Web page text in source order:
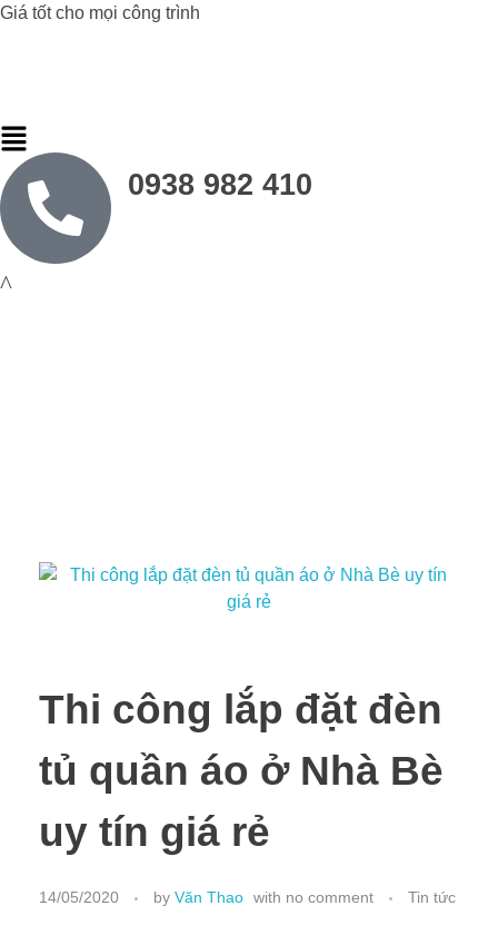
Giá tốt cho mọi công trình
Đèn Led Athaco
Đèn Led giá rẻ
0938 982 410
Thi công lắp đặt đèn
tủ quần áo ở Nhà Bè
uy tín giá rẻ
14/05/2020 by Văn Thao with no comment Tin tức